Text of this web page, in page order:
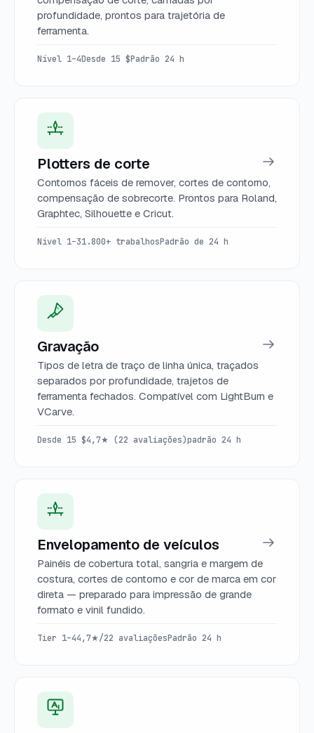
profundidade, prontos para trajetória de
ferramenta.
Nível 1–4Desde 15 $Padrão 24 h
Plotters de corte
Contornos fáceis de remover, cortes de contorno,
compensação de sobrecorte. Prontos para Roland,
Graphtec, Silhouette e Cricut.
Nível 1–31.800+ trabalhosPadrão de 24 h
Gravação
Tipos de letra de traço de linha única, traçados
separados por profundidade, trajetos de
ferramenta fechados. Compatível com LightBurn e
VCarve.
Desde 15 $4,7★ (22 avaliações)padrão 24 h
Envelopamento de veículos
Painéis de cobertura total, sangria e margem de
costura, cortes de contorno e cor de marca em cor
direta — preparado para impressão de grande
formato e vinil fundido.
Tier 1–44,7★/22 avaliaçõesPadrão 24 h